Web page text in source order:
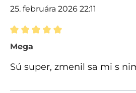
25. februára 2026 22:11
Recenzia s hodnotením 5 z
Mega
Sú super, zmenil sa mi s